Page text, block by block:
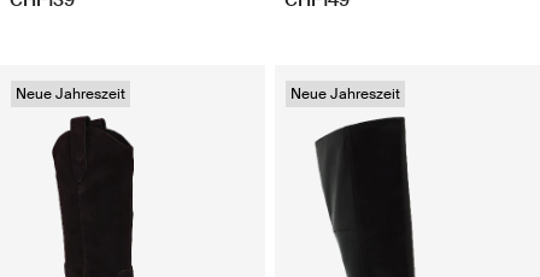
Neue Jahreszeit Neue Jahreszeit